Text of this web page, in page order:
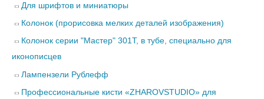
Для шрифтов и миниатюры
Колонок (прорисовка мелких деталей изображения)
Колонок серии "Мастер" 301Т, в тубе, специально для
иконописцев
Лампензели Рублефф
Профессиональные кисти «ZHAROVSTUDIO» для